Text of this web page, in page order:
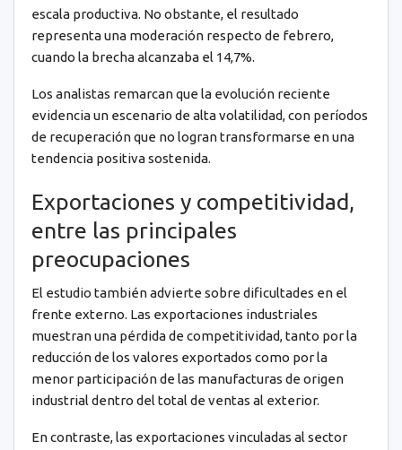
escala productiva. No obstante, el resultado
representa una moderación respecto de febrero,
cuando la brecha alcanzaba el 14,7%.
Los analistas remarcan que la evolución reciente
evidencia un escenario de alta volatilidad, con períodos
de recuperación que no logran transformarse en una
tendencia positiva sostenida.
Exportaciones y competitividad,
entre las principales
preocupaciones
El estudio también advierte sobre dificultades en el
frente externo. Las exportaciones industriales
muestran una pérdida de competitividad, tanto por la
reducción de los valores exportados como por la
menor participación de las manufacturas de origen
industrial dentro del total de ventas al exterior.
En contraste, las exportaciones vinculadas al sector